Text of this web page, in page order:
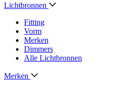
Lichtbronnen
Fitting
Vorm
Merken
Dimmers
Alle Lichtbronnen
Merken